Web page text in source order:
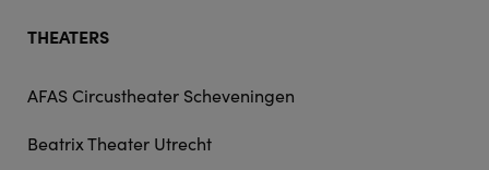
THEATERS
AFAS Circustheater Scheveningen
Beatrix Theater Utrecht